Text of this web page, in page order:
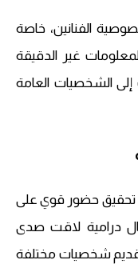
الفنانين، خاصة
غير الدقيقة
إلى الشخصيات العامة
تحقيق حضور قوي على
درامية لاقت صدى
شخصيات مختلفة